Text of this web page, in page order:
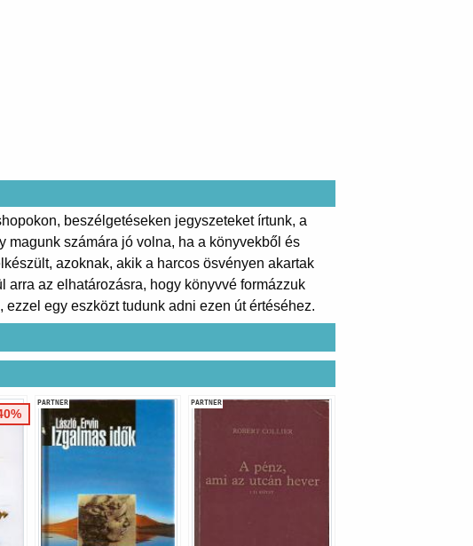
beszélgetéseken jegyszeteket írtunk, a
magunk számára jó volna, ha a könyvekből és
azoknak, akik a harcos ösvényen akartak
az elhatározásra, hogy könyvvé formázzuk
egy eszközt tudunk adni ezen út értéséhez.
PARTNER PARTNER